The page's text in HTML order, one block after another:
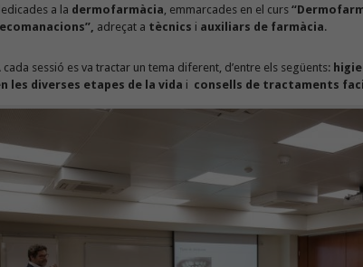
a la dermofarmàcia, emmarcades en el curs
adreçat a tècnics i auxiliars de farmàcia.
cada sessió es va tractar un tema diferent, d’entre els següents:
les diverses etapes de la vida i consells de tractaments